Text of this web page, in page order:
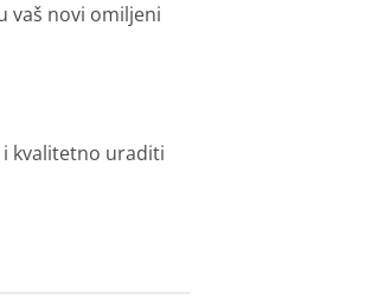
vaš novi omiljeni
i kvalitetno uraditi